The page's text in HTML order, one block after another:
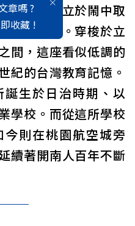
章嗎 ?
收藏 !
典建築矗立於鬧中取
光下閃耀。穿梭於立
間，這座看似低調的
紀的台灣教育記憶。
生於日治時期、以
學校。而從這所學校
今則在桃園航空城旁
續著開南人百年不斷